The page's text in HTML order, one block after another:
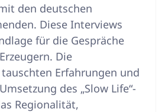
den deutschen
Diese Interviews
für die Gespräche
Die
Erfahrungen und
des „Slow Life“-
Regionalität,